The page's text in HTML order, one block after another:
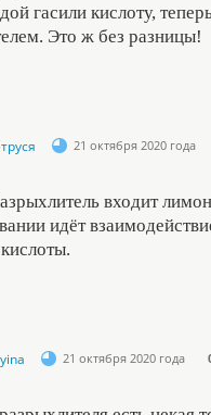
гасили кислоту,
Это ж без разницы!
21 октября 2020 года
входит
идёт
21 октября 2020 года